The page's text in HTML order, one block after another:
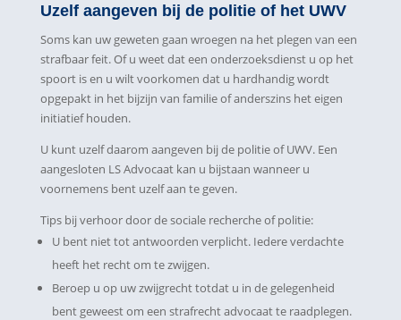
Uzelf aangeven bij de politie of het UWV
Soms kan uw geweten gaan wroegen na het plegen van een
strafbaar feit. Of u weet dat een onderzoeksdienst u op het
spoort is en u wilt voorkomen dat u hardhandig wordt
opgepakt in het bijzijn van familie of anderszins het eigen
initiatief houden.
U kunt uzelf daarom aangeven bij de politie of UWV. Een
aangesloten LS Advocaat kan u bijstaan wanneer u
voornemens bent uzelf aan te geven.
Tips bij verhoor door de sociale recherche of politie:
U bent niet tot antwoorden verplicht. Iedere verdachte
heeft het recht om te zwijgen.
Beroep u op uw zwijgrecht totdat u in de gelegenheid
bent geweest om een strafrecht advocaat te raadplegen.